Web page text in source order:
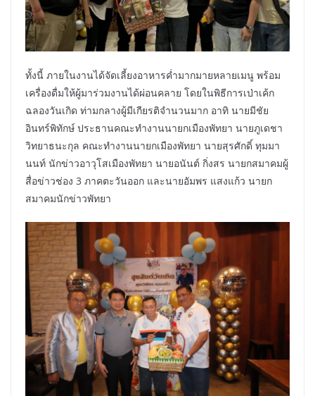
ทั้งนี้ ภายในงานได้จัดเลี้ยงอาหารค่ำมากมายหลายเมนู พร้อม
เครื่องดื่มให้ผู้มาร่วมงานได้ผ่อนคลาย โดยในพิธีการเป่าเค้ก
ฉลองวันเกิด ท่ามกลางผู้มีเกียรติจำนวนมาก อาทิ นายมีชัย
อินทร์พิทักษ์ ประธานคณะทำงานนายกเมืองพัทยา นายภูเดชา
วิทยาธนะกุล คณะทำงานนายกเมืองพัทยา นายสุรศักดิ์ ทุมมา
นนท์ นักข่าวอาวุโสเมืองพัทยา นายอนันต์ กิ่งสร นายกสมาคมผู้
สื่อข่าวช่อง 3 ภาคตะวันออก และนายอัมพร แสงแก้ว นายก
สมาคมนักข่าวพัทยา